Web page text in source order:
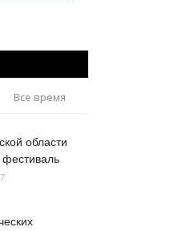
Все время
области
фестиваль